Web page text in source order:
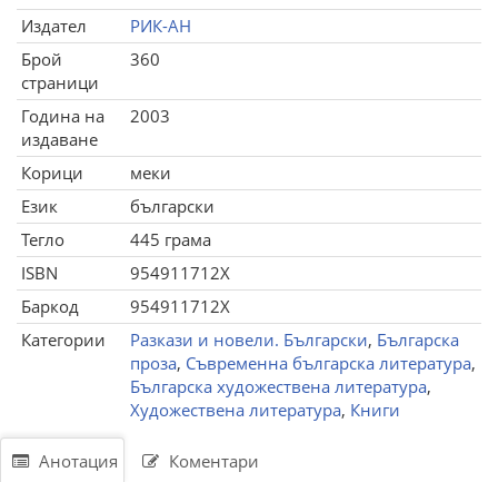
Издател
РИК-АН
Брой
страници
360
Година на
издаване
2003
Корици
меки
Език
български
Тегло
445 грама
ISBN
954911712X
Баркод
954911712X
Категории
Разкази и новели. Български, Българска
проза, Съвременна българска литература,
Българска художествена литература,
Художествена литература, Книги
Анотация Коментари